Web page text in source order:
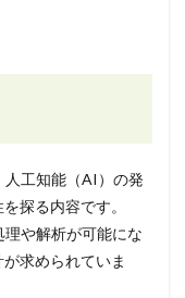
人工知能（AI）の発
探る内容です。
や解析が可能にな
求められていま